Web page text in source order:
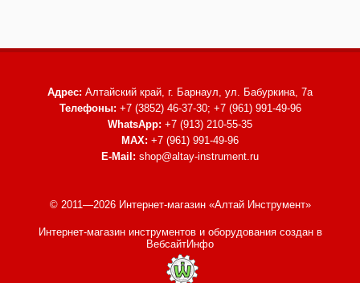
Адрес: Алтайский край, г. Барнаул, ул. Бабуркина, 7а
Телефоны: +7 (3852) 46-37-30; +7 (961) 991-49-96
WhatsApp: +7 (913) 210-55-35
MAX: +7 (961) 991-49-96
E-Mail: shop@altay-instrument.ru
© 2011—2026 Интернет-магазин «Алтай Инструмент»
Интернет-магазин инструментов и оборудованиясоздан в
ВебсайтИнфо